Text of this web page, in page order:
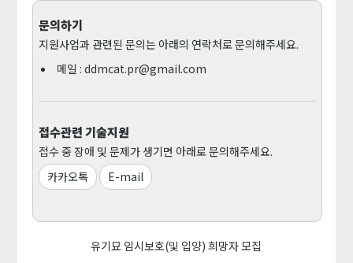
문의하기
지원사업과 관련된 문의는 아래의 연락처로 문의해주세요.
메일 :ddmcat.pr@gmail.com
접수관련 기술지원
접수 중 장애 및 문제가 생기면 아래로 문의해주세요.
카카오톡
E-mail
유기묘 임시보호(및 입양) 희망자 모집